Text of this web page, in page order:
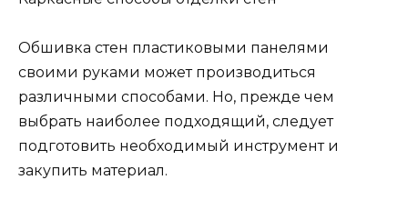
Обшивка стен пластиковыми панелями
своими руками может производиться
различными способами. Но, прежде чем
выбрать наиболее подходящий, следует
подготовить необходимый инструмент и
закупить материал.